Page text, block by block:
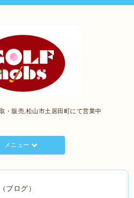
・販売,松山市土居田町にて営業中
メニュー
ブログ）